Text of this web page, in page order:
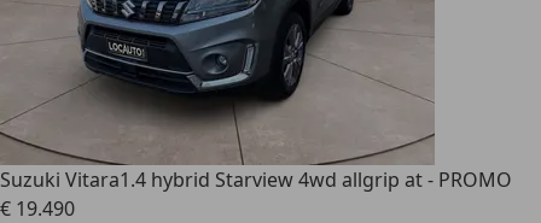
Suzuki Vitara1.4 hybrid Starview 4wd allgrip at - PROMO
€ 19.490